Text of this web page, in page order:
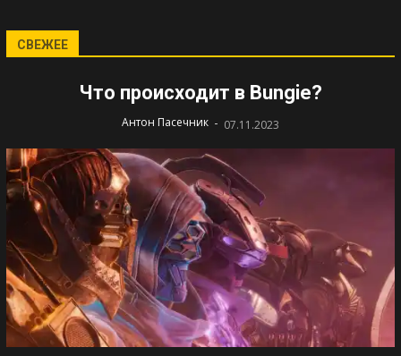
СВЕЖЕЕ
Что происходит в Bungie?
Антон Пасечник - 07.11.2023